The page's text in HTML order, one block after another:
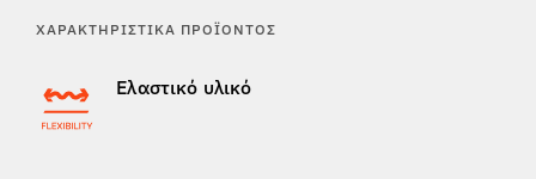
ΧΑΡΑΚΤΗΡΙΣΤΙΚΆ ΠΡΟΪΌΝΤΟΣ
Ελαστικό υλικό